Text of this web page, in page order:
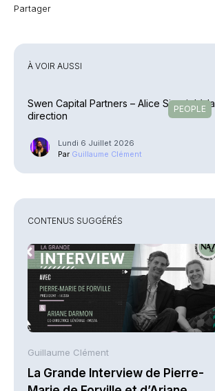
Partager
À VOIR AUSSI
PEOPLE
Swen Capital Partners – Alice Sireyjol à la
direction
Lundi 6 Juillet 2026
Par Guillaume Clément
CONTENUS SUGGÉRÉS
Guillaume Clément
La Grande Interview de Pierre-